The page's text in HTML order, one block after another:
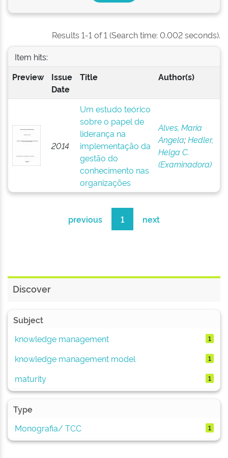
Results 1-1 of 1 (Search time: 0.002 seconds).
Item hits:
Preview
Issue
Date
Title Author(s)
2014
Um estudo teórico
sobre o papel de
liderança na
implementação da
gestão do
conhecimento nas
organizações
Alves, Maria
Angela;Hedler,
Helga C.
(Examinadora)
previous 1 next
Discover
Subject
knowledge management
1
knowledge management model 1
maturity 1
Type
Monografia/ TCC
1